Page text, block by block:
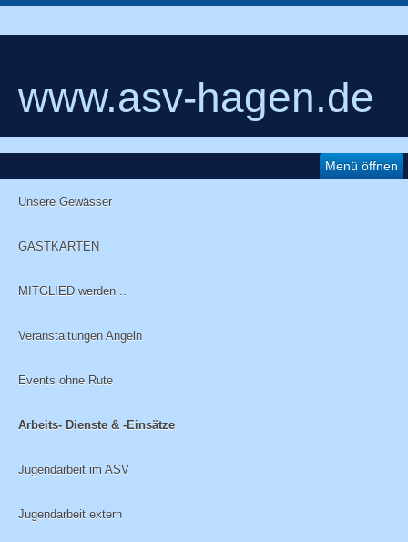
www.asv-hagen.de
Menü öffnen
Unsere Gewässer
GASTKARTEN
MITGLIED werden ..
Veranstaltungen Angeln
Events ohne Rute
Arbeits- Dienste & -Einsätze
Jugendarbeit im ASV
Jugendarbeit extern